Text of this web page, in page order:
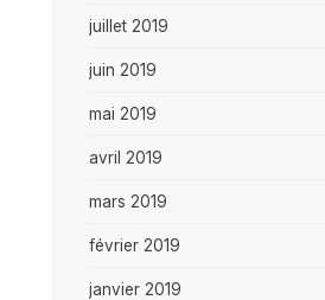
juillet 2019
juin 2019
mai 2019
avril 2019
mars 2019
février 2019
janvier 2019